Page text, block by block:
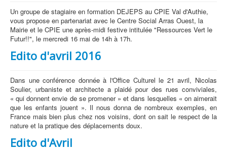
Un groupe de stagiaire en formation DEJEPS au CPIE Val d'Authie,
vous propose en partenariat avec le Centre Social Arras Ouest, la
Mairie et le CPIE une après-midi festive intitulée "Ressources Vert le
Futur!!", le mercredi 16 mai de 14h à 17h.
Edito d'avril 2016
Dans une conférence donnée à l'Office Culturel le 21 avril, Nicolas
Soulier, urbaniste et architecte a plaidé pour des rues conviviales,
« qui donnent envie de se promener » et dans lesquelles « on aimerait
que les enfants jouent ». Il nous donna de nombreux exemples, en
France mais bien plus chez nos voisins, dont on sait le respect de la
nature et la pratique des déplacements doux.
Edito d'Avril